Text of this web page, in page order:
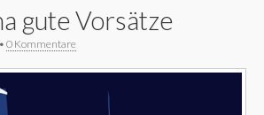
gute Vorsätze
• 0 Kommentare